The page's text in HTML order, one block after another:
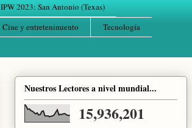
IPW 2023: San Antonio (Texas)
Cine y entretenimiento
Tecnología
Nuestros Lectores a nivel mundial...
15,936,201